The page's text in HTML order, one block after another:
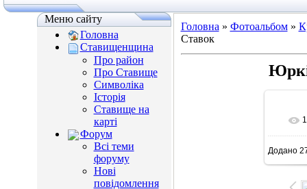
Меню сайту
Головна
Ставищенщина
Про район
Про Ставище
Символіка
Історія
Ставище на
карті
Форум
Всі теми
форуму
Нові
повідомлення
Головна » Фотоальбом»
Ставок
Додано